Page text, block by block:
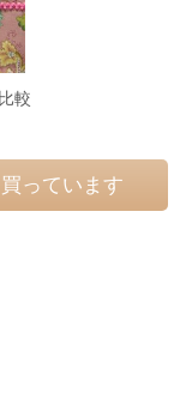
較
っています